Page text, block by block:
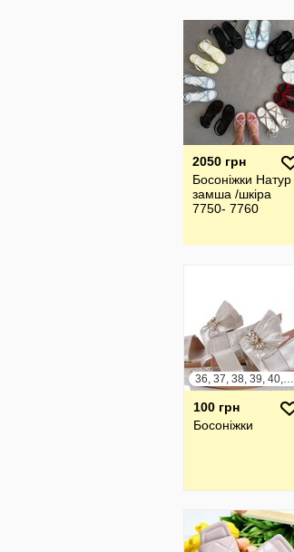
2050 грн
Босоніжки Натур
замша /шкіра
7750- 7760
36, 37, 38, 39, 40, 41
100 грн
Босоніжки